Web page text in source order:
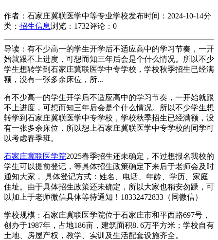
作者：石家庄冀联医学中等专业学校发布时间：2024-10-14分
类： 招生信息浏览：1732评论：0
导读：有不少高一的学生开学后不适应高中的学习节奏，一开
始就跟不上进度，可想而知三年后会是个什么情况。所以不少
学生想转学到石家庄冀联医学中专学校，学校秋季招生已经满
额，没有一张多余床位，所...
有不少高一的学生开学后不适应高中的学习节奏，一开始就跟
不上进度，可想而知三年后会是个什么情况。所以不少学生想
转学到石家庄冀联医学中专学校，学校秋季招生已经满额，没
有一张多余床位，所以想上石家庄冀联医学中专学校的同学可
以考虑春季班。
石家庄冀联医学院2025春季招生还未确定，不过想报名我校的
学生可以提前登记，等具体招生政策确定下来后于老师会及时
通知大家， 具体登记方式：姓名、电话、年龄、学历、家庭
住址。由于具体招生政策还未确定，所以大家也稍安勿躁，可
以加上于老师微信具体等待通知！18332472833（同微信）
学校规模：石家庄冀联医学院位于石家庄市和平西路697号，
创办于1987年，占地186亩，建筑面积8. 6万平方米；学校自有
土地、房屋产权，教学、实训及生活配套设施齐全。